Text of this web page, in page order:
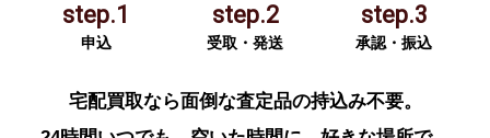
step.1
申込
step.2
受取・発送
step.3
承認・振込
宅配買取なら面倒な査定品の持込み不要。